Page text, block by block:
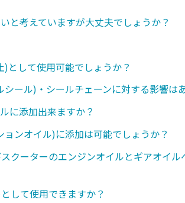
と考えていますが大丈夫でしょうか？
として使用可能でしょうか？
ール)・シールチェーンに対する影響は
に添加出来ますか？
ンオイル)に添加は可能でしょうか？
クーターのエンジンオイルとギアオイル
して使用できますか？